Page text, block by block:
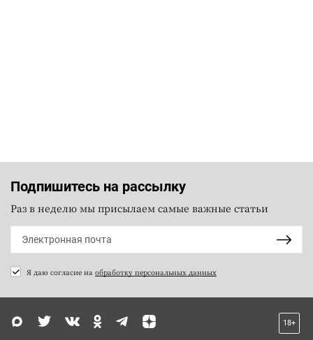
Подпишитесь на рассылку
Раз в неделю мы присылаем самые важные статьи
Я даю согласие на обработку персональных данных
18+